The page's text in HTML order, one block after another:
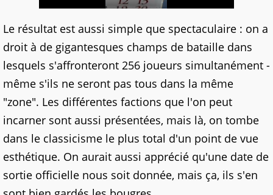
Le résultat est aussi simple que spectaculaire : on a
droit à de gigantesques champs de bataille dans
lesquels s'affronteront 256 joueurs simultanément -
même s'ils ne seront pas tous dans la même
"zone". Les différentes factions que l'on peut
incarner sont aussi présentées, mais là, on tombe
dans le classicisme le plus total d'un point de vue
esthétique. On aurait aussi apprécié qu'une date de
sortie officielle nous soit donnée, mais ça, ils s'en